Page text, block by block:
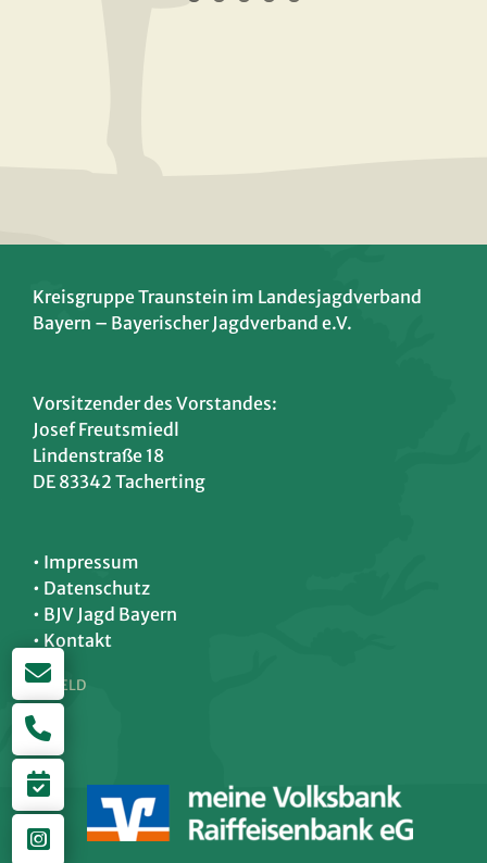
Kreisgruppe Traunstein im Landesjagdverband
Bayern – Bayerischer Jagdverband e.V.
Vorsitzender des Vorstandes:
Josef Freutsmiedl
Lindenstraße 18
DE 83342 Tacherting
• Impressum
• Datenschutz
• BJV Jagd Bayern
• Kontakt
© HELD